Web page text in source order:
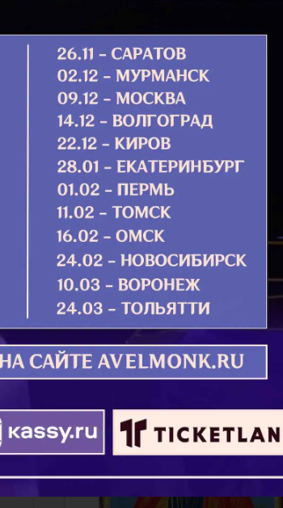
Отец Паисий мне сказал…
Отец Паисий относился ко мне как
отец — и более того. Я же
чувствую себя «блудным сыном».
Не дерзаю назвать его моим
отцом или сказать, что...
Подробнее